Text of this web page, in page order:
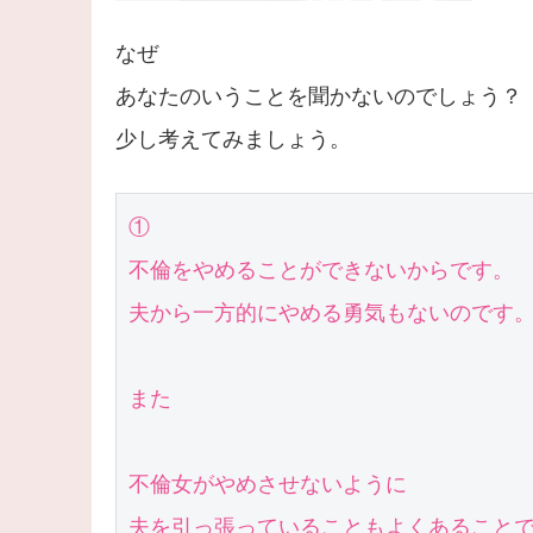
なぜ
あなたのいうことを聞かないのでしょう？
少し考えてみましょう。
①
不倫をやめることができないからです。
夫から一方的にやめる勇気もないのです。
また
不倫女がやめさせないように
夫を引っ張っていることもよくあることで